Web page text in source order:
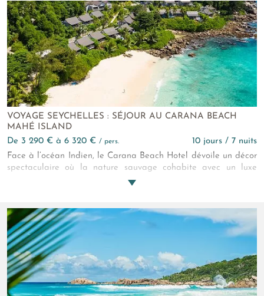
VOYAGE SEYCHELLES : SÉJOUR AU CARANA BEACH
MAHÉ ISLAND
de 3 290 € à 6 320 € / pers.
10 jours / 7 nuits
Face à l’océan Indien, le Carana Beach Hotel dévoile un décor
spectaculaire où la nature sauvage cohabite avec un luxe
subtil. Ici, le temps se cale au rythme des vagues et offre une
L’architecture s’intègre parfaitement au paysage et les
expériences sont pensées pour éveiller les sens. C’est une
adresse idéale pour une parenthèse hors du temps.